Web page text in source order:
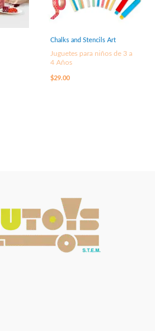
Chalks and Stencils Art
Juguetes para niños de 3 a
4 Años
$29.00